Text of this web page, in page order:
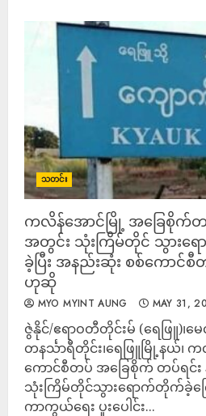
သတင်း
ကလိန်အောင်မြို့ အခြေစိုက်
အတွင်း သုံးကြိမ်တိုင် သွား
ခဲ့ပြီး အနည်းဆုံး စစ်ကောင်စီ
ဟုဆို
MYO MYINT AUNG MAY 31,
ဇွဲနိုင်/ဧရာဝတီတိုင်းမ် (ရေဖြူ)၊မ
တနင်္သာရီတိုင်း၊ရေဖြူမြို့နယ်၊
ကောင်စီတပ် အခြေစိုက် တပ်ရင်
သုံးကြိမ်တိုင်သွားရောက်တိုက်ခဲ့က
ကာကွယ်ရေး ပူးပေါင်း...